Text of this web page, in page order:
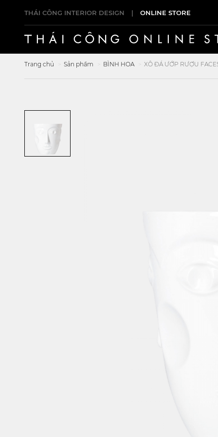
THÁI CÔNG INTERIOR DESIGN | ONLINE STORE
Trang chủ Sản phẩm BÌNH HOA XÔ ĐÁ ƯỚP RƯỢU